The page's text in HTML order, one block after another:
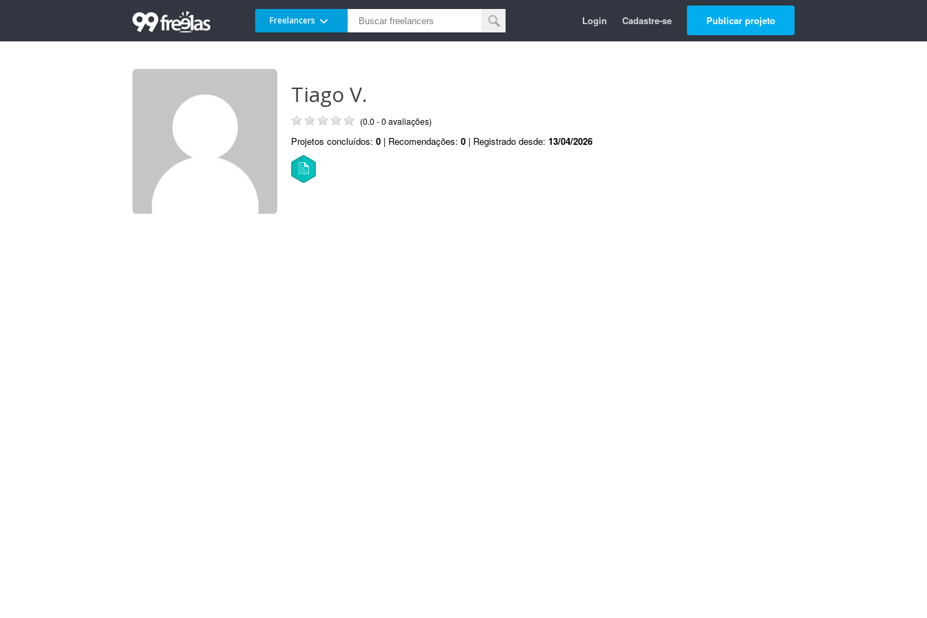
Freelancers Login Cadastre-se Publicar projeto
Tiago V.
(0.0 - 0 avaliações)
Projetos concluídos: 0 | Recomendações: 0 | Registrado desde: 13/04/2026